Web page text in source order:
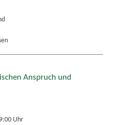
Anspruch und
Uhr